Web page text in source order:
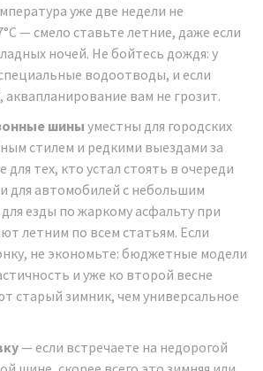
уже две недели не
— смело ставьте летние, даже если
ночей. Не бойтесь дождя: у
водоотводы, и если
вам не грозит.
шины уместны для городских
стилем и редкими выездами за
для тех, кто устал стоять в очереди
для автомобилей с небольшим
езды по жаркому асфальту при
летним по всем статьям. Если
не экономьте: бюджетные модели
и уже ко второй весне
старый зимник, чем универсальное
— если встречаете на недорогой